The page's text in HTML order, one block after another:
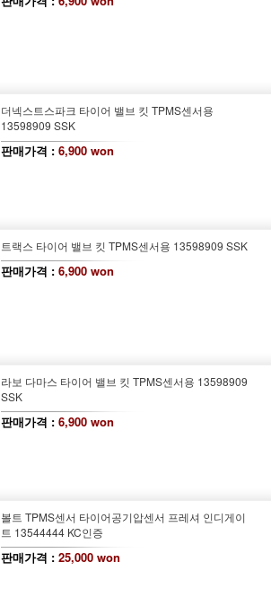
더넥스트스파크 타이어 밸브 킷 TPMS센서용
13598909 SSK
판매가격 : 6,900 won
트랙스 타이어 밸브 킷 TPMS센서용 13598909 SSK
판매가격 : 6,900 won
라보 다마스 타이어 밸브 킷 TPMS센서용 13598909
SSK
판매가격 : 6,900 won
볼트 TPMS센서 타이어공기압센서 프레셔 인디게이
트 13544444 KC인증
판매가격 : 25,000 won